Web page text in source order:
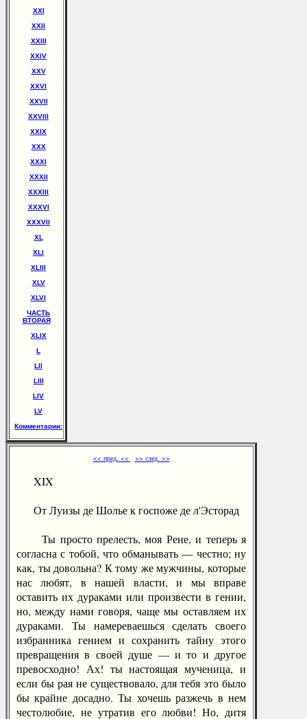
XXI
XXII
XXIII
XXIV
XXV
XXVI
XXVII
XXVIII
XXIX
XXX
XXXI
XXXII
XXXIII
XXXVI
XXXVII
XL
XLI
XLIII
XLV
XLVI
ЧАСТЬ
ВТОРАЯ
ХLIХ
L
LII
LIII
LIV
LV
Комментарии:
<< пред. << >> след. >>
XIX
От Луизы де Шолье к госпоже де л'Эсторад
Ты просто прелесть, моя Рене, и теперь я
согласна с тобой, что обманывать — честно; ну
как, ты довольна? К тому же мужчины, которые
нас любят, в нашей власти, и мы вправе
оставить их дураками или произвести в гении,
но, между нами говоря, чаще мы оставляем их
дураками. Ты намереваешься сделать своего
избранника гением и сохранить тайну этого
превращения в своей душе — и то и другое
превосходно! Ах! ты настоящая мученица, и
если бы рая не существовало, для тебя это было
бы крайне досадно. Ты хочешь разжечь в нем
честолюбие, не утратив его любви! Но, дитя